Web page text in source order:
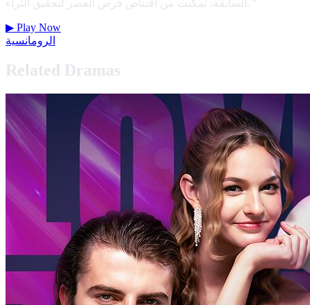
السابقة، تمكنت من اقتناص فرص العصر لتحقيق الثراء. "
▶ Play Now
الرومانسية
Related Dramas